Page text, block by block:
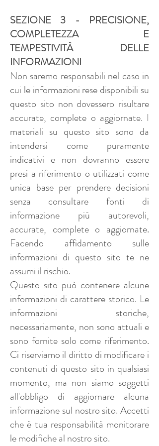
SEZIONE 3 - PRECISIONE,
COMPLETEZZA E
TEMPESTIVITÀ DELLE
INFORMAZIONI
Non saremo responsabili nel caso in
cui le informazioni rese disponibili su
questo sito non dovessero risultare
accurate, complete o aggiornate. I
materiali su questo sito sono da
intendersi come puramente
indicativi e non dovranno essere
presi a riferimento o utilizzati come
unica base per prendere decisioni
senza consultare fonti di
informazione più autorevoli,
accurate, complete o aggiornate.
Facendo affidamento sulle
informazioni di questo sito te ne
assumi il rischio.
Questo sito può contenere alcune
informazioni di carattere storico. Le
informazioni storiche,
necessariamente, non sono attuali e
sono fornite solo come riferimento.
Ci riserviamo il diritto di modificare i
contenuti di questo sito in qualsiasi
momento, ma non siamo soggetti
all'obbligo di aggiornare alcuna
informazione sul nostro sito. Accetti
che è tua responsabilità monitorare
le modifiche al nostro sito.